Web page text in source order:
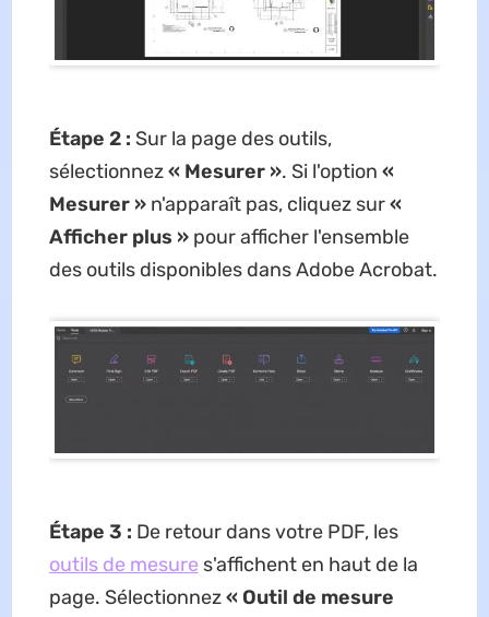
Étape 2 : Sur la page des outils,
sélectionnez« Mesurer ». Si l'option «
Mesurer »n'apparaît pas, cliquez sur«
Afficher plus »pour afficher l'ensemble
des outils disponibles dans Adobe Acrobat.
Étape 3 : De retour dans votre PDF, les
outils de mesure s'affichent en haut de la
page. Sélectionnez« Outil de mesure